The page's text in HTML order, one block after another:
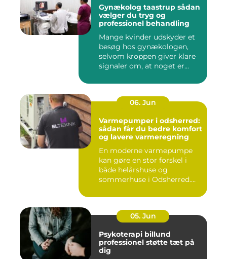
Gynækolog taastrup sådan
vælger du tryg og
professionel behandling
Mange kvinder udskyder et
besøg hos gynækologen,
selvom kroppen giver klare
signaler om, at noget er...
06. Jun
Varmepumper i odsherred:
sådan får du bedre komfort
og lavere varmeregning
En moderne varmepumpe
kan gøre en stor forskel i
både helårshuse og
sommerhuse i Odsherred.
05. Jun
Psykoterapi billund
professionel støtte tæt på
dig